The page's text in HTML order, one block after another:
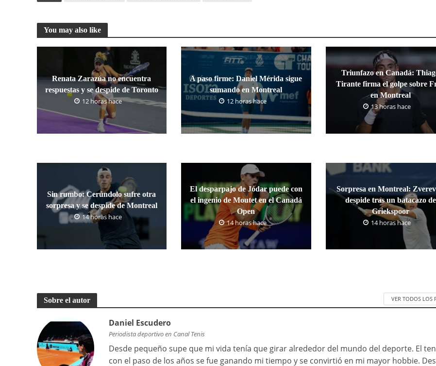
You may also like
Renata Zarazúa no encuentra
respuestas y se despide de Toronto
12 horas hace
A paso firme: Daniel Mérida sigue
sumando en Montreal
12 horas hace
Triunfazo en Canadá:
Tirante firma el golpe sobre
en Montreal
13 horas hace
Sin rumbo: Cerúndolo sufre otra
sorpresa y se despide de Montreal
14 horas hace
El desparpajo de Jódar puede con
el ingenio de Moutet en el Canadá
Open
14 horas hace
Sorpresa en Montreal: Zverev
despide tras un batacazo de
Griekspoor
14 horas hace
Sobre el autor VER TODOS LOS
Daniel Escudero
Periodista deportivo en Canal Tenis
Desde pequeño supe que mi vida tenía que girar alrededor del mundo del deporte. El
con el paso de los años se fue ganando mi tiempo y se convirtió en mi mayor hobbie.